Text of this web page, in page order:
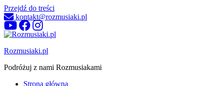
Przejdź do treści
kontakt@rozmusiaki.pl
Rozmusiaki.pl
Podróżuj z nami Rozmusiakami
Strona główna